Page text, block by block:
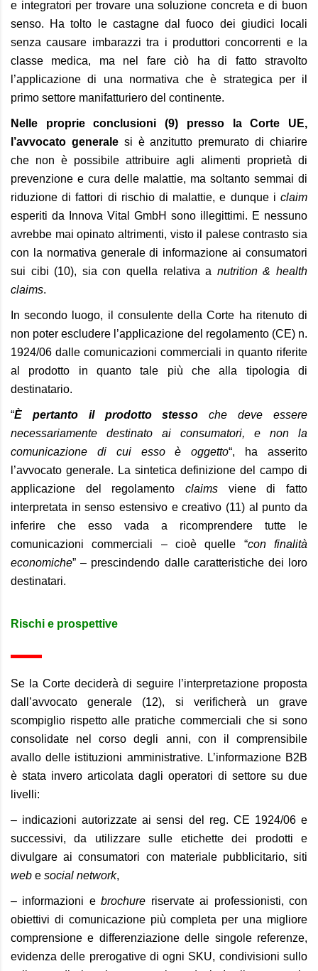
e integratori per trovare una soluzione concreta e di buon
senso. Ha tolto le castagne dal fuoco dei giudici locali
senza causare imbarazzi tra i produttori concorrenti e la
classe medica, ma nel fare ciò ha di fatto stravolto
l’applicazione di una normativa che è strategica per il
primo settore manifatturiero del continente.
Nelle proprie conclusioni (9) presso la Corte UE,
l’avvocato generalesi è anzitutto premurato di chiarire
che non è possibile attribuire agli alimenti proprietà di
prevenzione e cura delle malattie, ma soltanto semmai di
riduzione di fattori di rischio di malattie, e dunque i claim
esperiti da Innova Vital GmbH sono illegittimi. E nessuno
avrebbe mai opinato altrimenti, visto il palese contrasto sia
con la normativa generale di informazione ai consumatori
sui cibi (10), sia con quella relativa a nutrition & health
claims.
In secondo luogo, il consulente della Corte ha ritenuto di
non poter escludere l’applicazione del regolamento (CE) n.
1924/06 dalle comunicazioni commerciali in quanto riferite
al prodotto in quanto tale più che alla tipologia di
destinatario.
“È pertanto il prodotto stesso che deve essere
necessariamente destinato ai consumatori, e non la
comunicazione di cui esso è oggetto“, ha asserito
l’avvocato generale. La sintetica definizione del campo di
applicazione del regolamento claims viene di fatto
interpretata in senso estensivo e creativo (11) al punto da
inferire che esso vada a ricomprendere tutte le
comunicazioni commerciali – cioè quelle “con finalità
economiche” – prescindendo dalle caratteristiche dei loro
destinatari.
Rischi e prospettive
Se la Corte deciderà di seguire l’interpretazione proposta
dall’avvocato generale (12), si verificherà un grave
scompiglio rispetto alle pratiche commerciali che si sono
consolidate nel corso degli anni, con il comprensibile
avallo delle istituzioni amministrative. L’informazione B2B
è stata invero articolata dagli operatori di settore su due
livelli:
– indicazioni autorizzate ai sensi del reg. CE 1924/06 e
successivi, da utilizzare sulle etichette dei prodotti e
divulgare ai consumatori con materiale pubblicitario, siti
web e social network,
– informazioni ebrochure riservate ai professionisti, con
obiettivi di comunicazione più completa per una migliore
comprensione e differenziazione delle singole referenze,
evidenza delle prerogative di ogni SKU, condivisioni sullo